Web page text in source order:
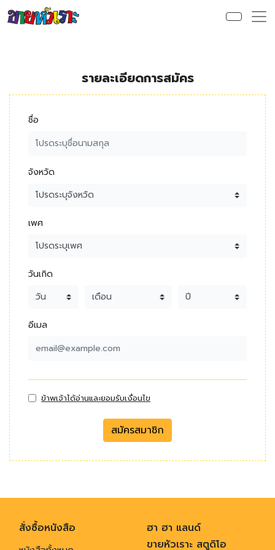
รายละเอียดการสมัคร
ชื่อ
จังหวัด
เพศ
วันเกิด
อีเมล
ข้าพเจ้าได้อ่านและยอมรับเงื่อนไข
สมัครสมาชิก
สั่งซื้อหนังสือ
ฮา ฮา แลนด์
ขายหัวเราะ สตูดิโอ